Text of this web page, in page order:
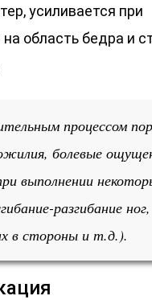
усиливается при
область бедра и
процессом
болевые
выполнении
разгибание ног,
в стороны и т.д.).